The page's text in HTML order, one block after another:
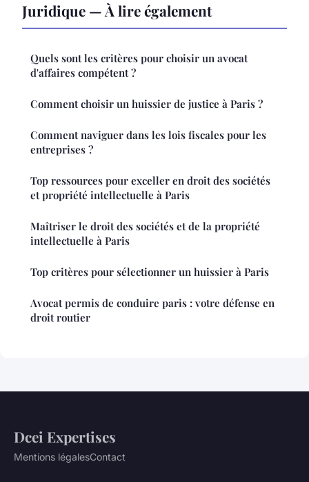
Juridique — À lire également
Quels sont les critères pour choisir un avocat
d'affaires compétent ?
Comment choisir un huissier de justice à Paris ?
Comment naviguer dans les lois fiscales pour les
entreprises ?
Top ressources pour exceller en droit des sociétés
et propriété intellectuelle à Paris
Maîtriser le droit des sociétés et de la propriété
intellectuelle à Paris
Top critères pour sélectionner un huissier à Paris
Avocat permis de conduire paris : votre défense en
droit routier
Dcei Expertises
Mentions légalesContact